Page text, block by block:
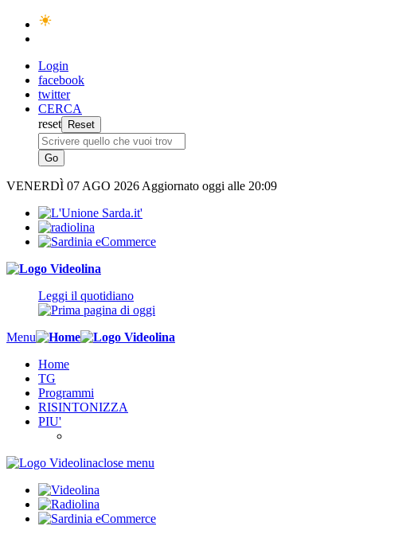
Login
facebook
twitter
CERCA
reset
VENERDÌ 07 AGO 2026 Aggiornato oggi alle 20:09
Leggi il quotidiano
Menu
Home
TG
Programmi
RISINTONIZZA
PIU'
close menu